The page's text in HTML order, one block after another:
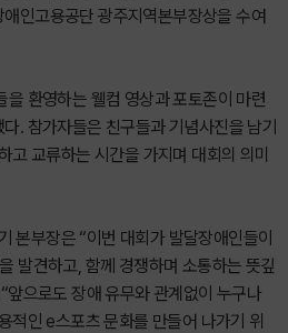
인고용공단 광주지역본부장상을 수여
환영하는 웰컴 영상과 포토존이 마련
. 참가자들은 친구들과 기념사진을 남기
고 교류하는 시간을 가지며 대회의 의미
본부장은 “이번 대회가 발달장애인들이
발견하고, 함께 경쟁하며 소통하는 뜻깊
앞으로도 장애 유무와 관계없이 누구나
적인 e스포츠 문화를 만들어 나가기 위